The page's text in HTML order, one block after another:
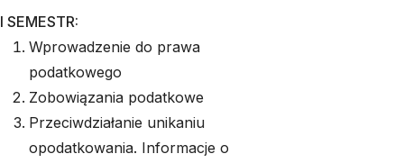
I SEMESTR:
Wprowadzenie do prawa
podatkowego
Zobowiązania podatkowe
Przeciwdziałanie unikaniu
opodatkowania. Informacje o